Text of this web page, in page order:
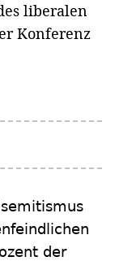
liberalen
Konferenz
der